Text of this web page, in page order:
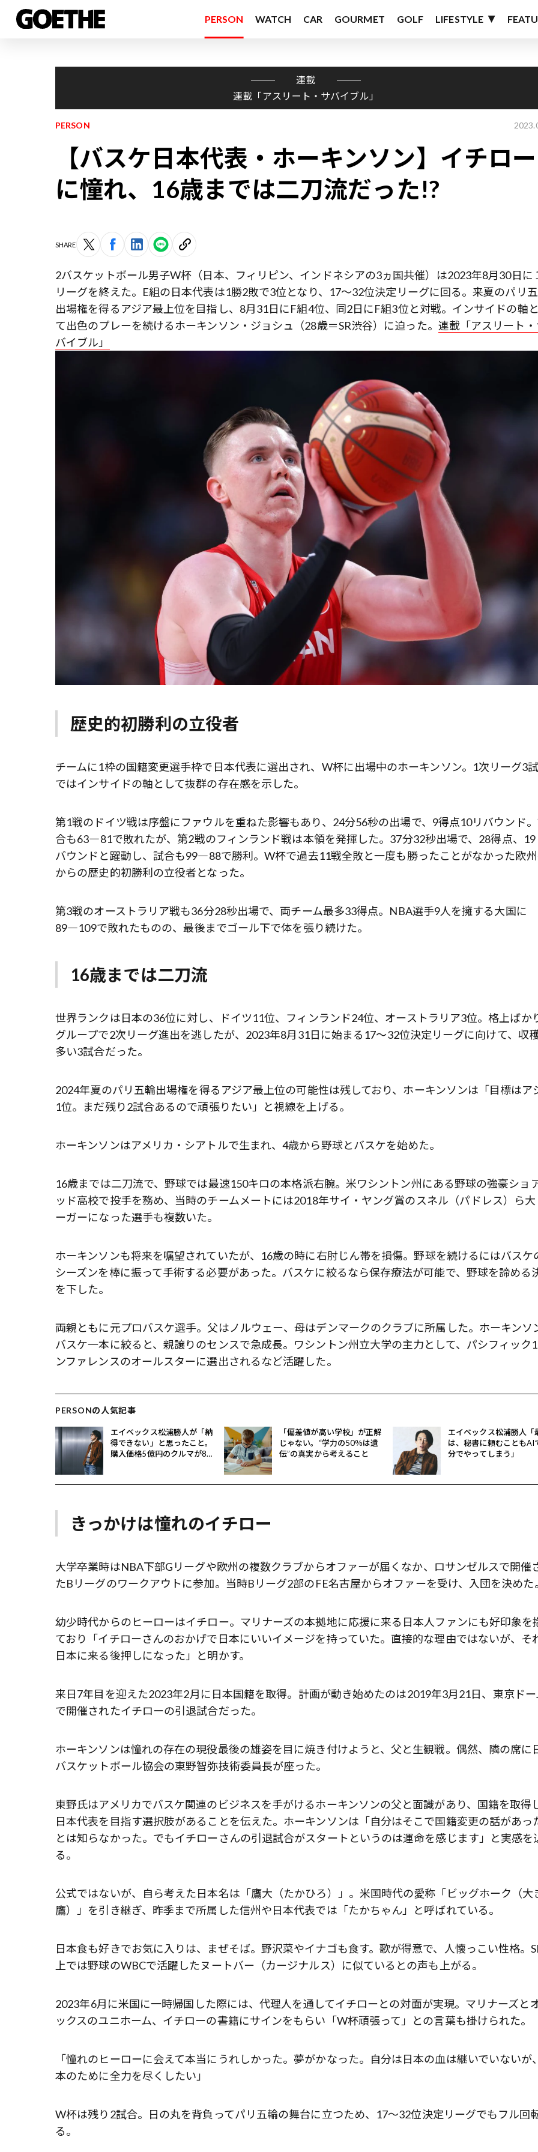
PERSON WATCH CAR GOURMET GOLF LIFESTYLE
連載
連載「アスリート・サバイブル」
PERSON
【バスケ日本代表・ホーキンソン】イチロー
に憧れ、16歳までは二刀流だった!?
SHARE
2バスケットボール男子W杯（日本、フィリピン、インドネシアの3ヵ国共催）は2023年8月30日に
リーグを終えた。E組の日本代表は1勝2敗で3位となり、17～32位決定リーグに回る。来夏のパリ
出場権を得るアジア最上位を目指し、8月31日にF組4位、同2日にF組3位と対戦。インサイドの軸
て出色のプレーを続けるホーキンソン・ジョシュ（28歳＝SR渋谷）に迫った。 連載「アスリート・
バイブル」
歴史的初勝利の立役者
チームに1枠の国籍変更選手枠で日本代表に選出され、W杯に出場中のホーキンソン。1次リーグ3
ではインサイドの軸として抜群の存在感を示した。
第1戦のドイツ戦は序盤にファウルを重ねた影響もあり、24分56秒の出場で、9得点10リバウンド
合も63―81で敗れたが、第2戦のフィンランド戦は本領を発揮した。37分32秒出場で、28得点、19
バウンドと躍動し、試合も99―88で勝利。W杯で過去11戦全敗と一度も勝ったことがなかった欧
からの歴史的初勝利の立役者となった。
第3戦のオーストラリア戦も36分28秒出場で、両チーム最多33得点。NBA選手9人を擁する大国に
89―109で敗れたものの、最後までゴール下で体を張り続けた。
16歳までは二刀流
世界ランクは日本の36位に対し、ドイツ11位、フィンランド24位、オーストラリア3位。格上ばか
グループで2次リーグ進出を逃したが、2023年8月31日に始まる17～32位決定リーグに向けて、収
多い3試合だった。
2024年夏のパリ五輪出場権を得るアジア最上位の可能性は残しており、ホーキンソンは「目標はア
1位。まだ残り2試合あるので頑張りたい」と視線を上げる。
ホーキンソンはアメリカ・シアトルで生まれ、4歳から野球とバスケを始めた。
16歳までは二刀流で、野球では最速150キロの本格派右腕。米ワシントン州にある野球の強豪ショ
ッド高校で投手を務め、当時のチームメートには2018年サイ・ヤング賞のスネル（パドレス）ら大
ーガーになった選手も複数いた。
ホーキンソンも将来を嘱望されていたが、16歳の時に右肘じん帯を損傷。野球を続けるにはバスケ
シーズンを棒に振って手術する必要があった。バスケに絞るなら保存療法が可能で、野球を諦める
を下した。
両親ともに元プロバスケ選手。父はノルウェー、母はデンマークのクラブに所属した。ホーキンソ
バスケ一本に絞ると、親譲りのセンスで急成長。ワシントン州立大学の主力として、パシフィック
ンファレンスのオールスターに選出されるなど活躍した。
PERSONの人気記事
エイベックス松浦勝人が「納
得できない」と思ったこと。
購入価格5億円のクルマが8億
「偏差値が高い学校」が正解
じゃない。“学力の50％は遺
伝”の真実から考えること
エイベックス松浦勝人「
は、秘書に頼むこともAI
分でやってしまう」
きっかけは憧れのイチロー
大学卒業時はNBA下部Gリーグや欧州の複数クラブからオファーが届くなか、ロサンゼルスで開催
たBリーグのワークアウトに参加。当時Bリーグ2部のFE名古屋からオファーを受け、入団を決めた。
幼少時代からのヒーローはイチロー。マリナーズの本拠地に応援に来る日本人ファンにも好印象を
ており「イチローさんのおかげで日本にいいイメージを持っていた。直接的な理由ではないが、そ
日本に来る後押しになった」と明かす。
来日7年目を迎えた2023年2月に日本国籍を取得。計画が動き始めたのは2019年3月21日、東京ドー
で開催されたイチローの引退試合だった。
ホーキンソンは憧れの存在の現役最後の雄姿を目に焼き付けようと、父と生観戦。偶然、隣の席に
バスケットボール協会の東野智弥技術委員長が座った。
東野氏はアメリカでバスケ関連のビジネスを手がけるホーキンソンの父と面識があり、国籍を取得
日本代表を目指す選択肢があることを伝えた。ホーキンソンは「自分はそこで国籍変更の話があっ
とは知らなかった。でもイチローさんの引退試合がスタートというのは運命を感じます」と実感を
る。
公式ではないが、自ら考えた日本名は「鷹大（たかひろ）」。米国時代の愛称「ビッグホーク（大
鷹）」を引き継ぎ、昨季まで所属した信州や日本代表では「たかちゃん」と呼ばれている。
日本食も好きでお気に入りは、まぜそば。野沢菜やイナゴも食す。歌が得意で、人懐っこい性格。
上では野球のWBCで活躍したヌートバー（カージナルス）に似ているとの声も上がる。
2023年6月に米国に一時帰国した際には、代理人を通してイチローとの対面が実現。マリナーズと
ックスのユニホーム、イチローの書籍にサインをもらい「W杯頑張って」との言葉も掛けられた。
「憧れのヒーローに会えて本当にうれしかった。夢がかなった。自分は日本の血は継いでいないが
本のために全力を尽くしたい」
W杯は残り2試合。日の丸を背負ってパリ五輪の舞台に立つため、17〜32位決定リーグでもフル回
る。
歌舞伎俳優・尾上右近が休息を過ご